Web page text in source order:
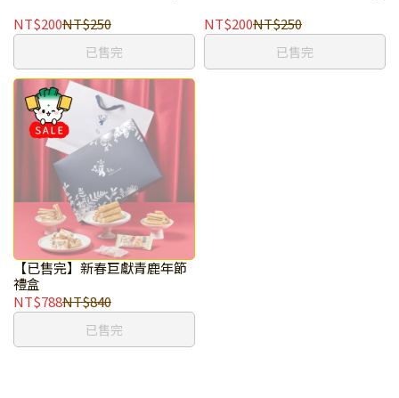
NT$200NT$250
已售完
NT$200NT$250
已售完
【已售完】新春巨獻青鹿年節
禮盒
NT$788NT$840
已售完